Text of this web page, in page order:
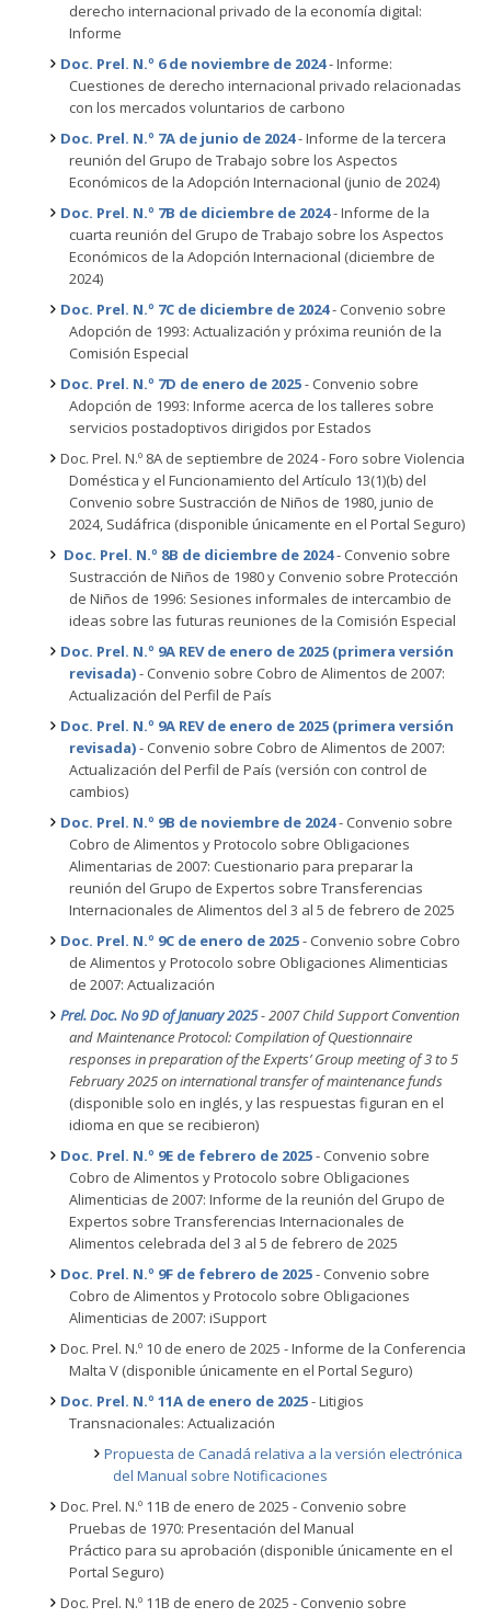
derecho internacional privado de la economía digital:
Informe
Doc. Prel. N.º 6 de noviembre de 2024- Informe:
Cuestiones de derecho internacional privado relacionadas
con los mercados voluntarios de carbono
Doc. Prel. N.º 7A de junio de 2024- Informe de la tercera
reunión del Grupo de Trabajo sobre los Aspectos
Económicos de la Adopción Internacional (junio de 2024)
Doc. Prel. N.º 7B de diciembre de 2024- Informe de la
cuarta reunión del Grupo de Trabajo sobre los Aspectos
Económicos de la Adopción Internacional (diciembre de
2024)
Doc. Prel. N.º 7C de diciembre de 2024- Convenio sobre
Adopción de 1993: Actualización y próxima reunión de la
Comisión Especial
Doc. Prel. N.º 7D de enero de 2025- Convenio sobre
Adopción de 1993: Informe acerca de los talleres sobre
servicios postadoptivos dirigidos por Estados
Doc. Prel. N.º 8A de septiembre de 2024 - Foro sobre Violencia
Doméstica y el Funcionamiento del Artículo 13(1)(b) del
Convenio sobre Sustracción de Niños de 1980, junio de
2024, Sudáfrica (disponible únicamente en el Portal Seguro)
Doc. Prel. N.º 8B de diciembre de 2024- Convenio sobre
Sustracción de Niños de 1980 y Convenio sobre Protección
de Niños de 1996: Sesiones informales de intercambio de
ideas sobre las futuras reuniones de la Comisión Especial
Doc. Prel. N.º 9A REV de enero de 2025 (primera versión
revisada)- Convenio sobre Cobro de Alimentos de 2007:
Actualización del Perfil de País
Doc. Prel. N.º 9A REV de enero de 2025 (primera versión
revisada)- Convenio sobre Cobro de Alimentos de 2007:
Actualización del Perfil de País (versión con control de
cambios)
Doc. Prel. N.º 9B de noviembre de 2024- Convenio sobre
Cobro de Alimentos y Protocolo sobre Obligaciones
Alimentarias de 2007: Cuestionario para preparar la
reunión del Grupo de Expertos sobre Transferencias
Internacionales de Alimentos del 3 al 5 de febrero de 2025
Doc. Prel. N.º 9C de enero de 2025- Convenio sobre Cobro
de Alimentos y Protocolo sobre Obligaciones Alimenticias
de 2007: Actualización
Prel. Doc. No 9D of January 2025- 2007 Child Support Convention
and Maintenance Protocol: Compilation of Questionnaire
responses in preparation of the Experts’ Group meeting of 3 to 5
February 2025 on international transfer of maintenance funds
(disponible solo en inglés, y las respuestas figuran en el
idioma en que se recibieron)
Doc. Prel. N.º 9E de febrero de 2025- Convenio sobre
Cobro de Alimentos y Protocolo sobre Obligaciones
Alimenticias de 2007: Informe de la reunión del Grupo de
Expertos sobre Transferencias Internacionales de
Alimentos celebrada del 3 al 5 de febrero de 2025
Doc. Prel. N.º 9F de febrero de 2025- Convenio sobre
Cobro de Alimentos y Protocolo sobre Obligaciones
Alimenticias de 2007: iSupport
Doc. Prel. N.º 10 de enero de 2025 - Informe de la Conferencia
Malta V (disponible únicamente en el Portal Seguro)
Doc. Prel. N.º 11A de enero de 2025- Litigios
Transnacionales: Actualización
Propuesta de Canadá relativa a la versión electrónica
del Manual sobre Notificaciones
Doc. Prel. N.º 11B de enero de 2025 - Convenio sobre
Pruebas de 1970: Presentación del Manual
Práctico para su aprobación (disponible únicamente en el
Portal Seguro)
Doc. Prel. N.º 11B de enero de 2025 - Convenio sobre